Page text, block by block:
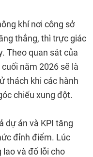
khí nơi công sở
thẳng, thì trực giác
Theo quan sát của
năm 2026 sẽ là
thách khi các hành
chiếu xung đột.
dự án và KPI tăng
đỉnh điểm. Lúc
lao và đổ lỗi cho